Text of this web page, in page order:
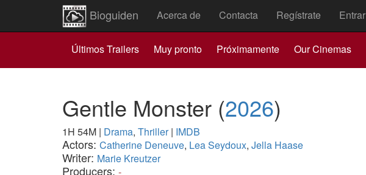
Bioguiden Acerca de Contacta Regístrate Entrar
Últimos Trailers Muy pronto Próximamente Our Cinemas
Gentle Monster (2026)
1H 54M | Drama, Thriller| IMDB
Actors: Catherine Deneuve, Lea Seydoux, Jella Haase
Writer: Marie Kreutzer
Producers: -